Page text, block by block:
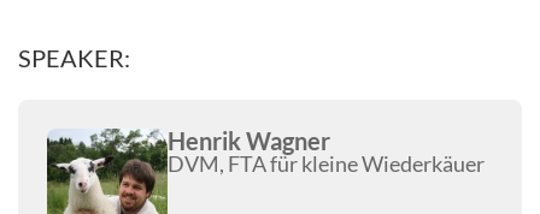
SPEAKER:
Henrik Wagner
DVM, FTA für kleine Wiederkäuer